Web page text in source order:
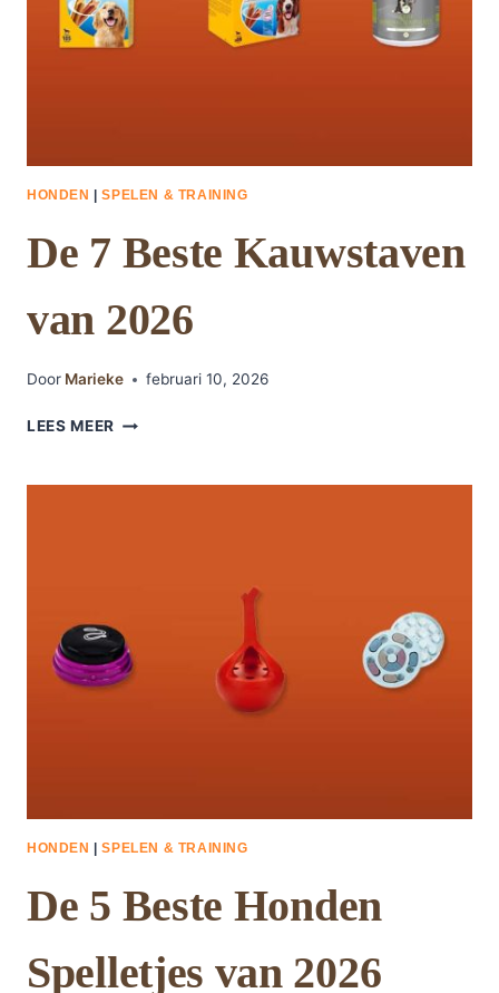
HONDEN |SPELEN & TRAINING
De 7 Beste Kauwstaven
van 2026
Door Marieke februari 10, 2026
LEES MEER DE
KAUWSTAVEN
HONDEN |SPELEN & TRAINING
De 5 Beste Honden
Spelletjes van 2026